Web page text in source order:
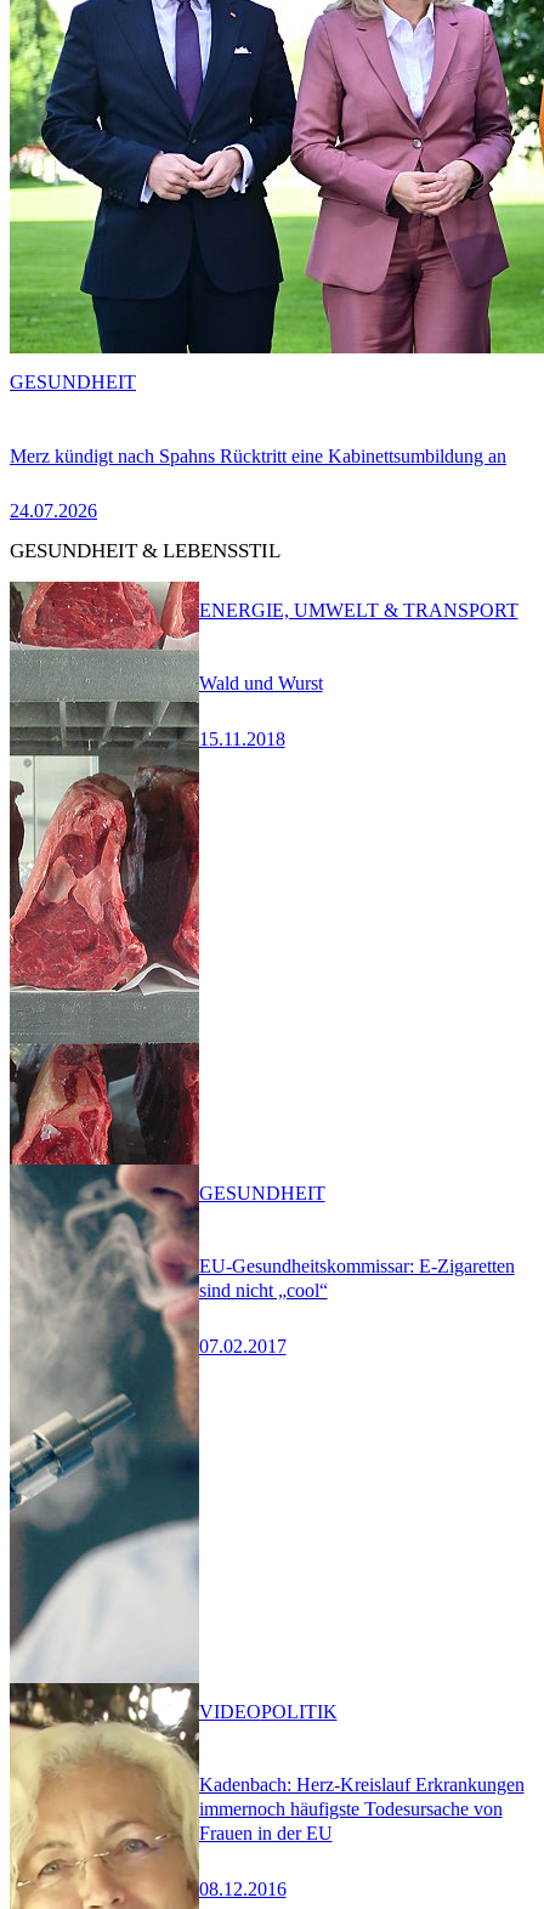
Merz kündigt nach Spahns Rücktritt eine Kabinettsumbildung an
24.07.2026
GESUNDHEIT
GESUNDHEIT & LEBENSSTIL
Wald und Wurst
15.11.2018
ENERGIE, UMWELT & TRANSPORT
EU-Gesundheitskommissar: E-Zigaretten
sind nicht „cool“
07.02.2017
GESUNDHEIT
Kadenbach: Herz-Kreislauf Erkrankungen
immernoch häufigste Todesursache von
Frauen in der EU
08.12.2016
VIDEOPOLITIK